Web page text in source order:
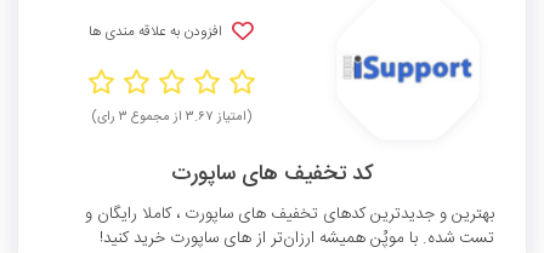
افزودن به علاقه مندی ها
(امتیاز ۳.۶۷ از مجموع ۳ رای)
کد تخفیف های ساپورت
بهترین و جدیدترین کدهای تخفیف های ساپورت ، کاملا رایگان و
تست شده. با موپُن همیشه ارزان‌تر از های ساپورت خرید کنید!